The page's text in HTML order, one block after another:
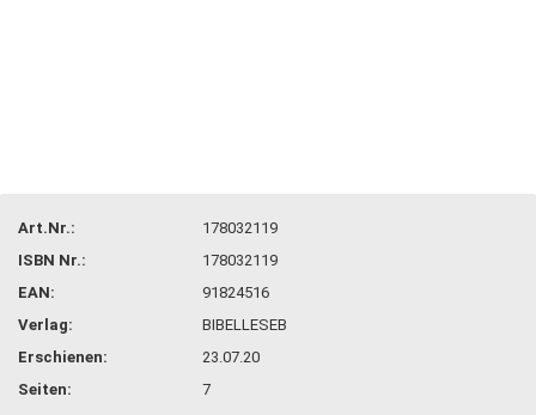
Art.Nr.:
178032119
ISBN Nr.:
178032119
EAN:
91824516
Verlag:
BIBELLESEB
Erschienen:
23.07.20
Seiten:
7